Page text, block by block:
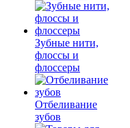
Зубные нити,
флоссы и
флоссеры
Отбеливание
зубов